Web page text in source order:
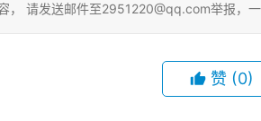
， 请发送邮件至2951220@qq.com举报，一
赞 (0)